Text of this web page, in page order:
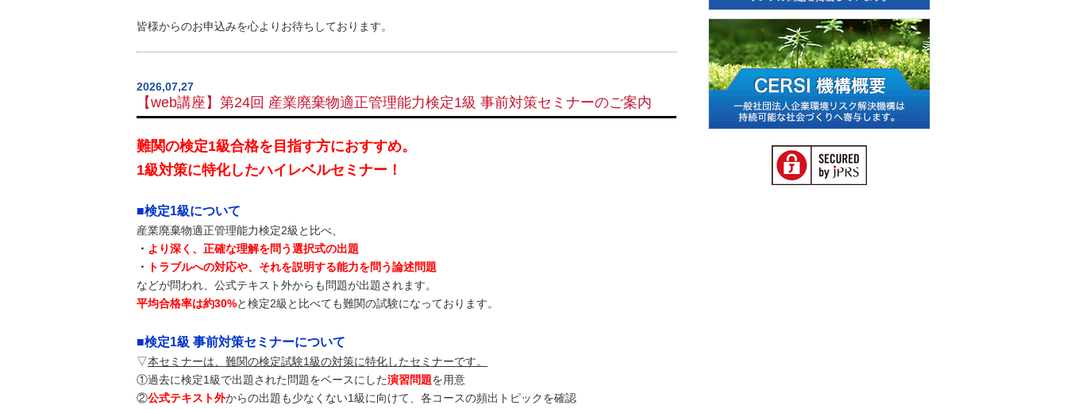
皆様からのお申込みを心よりお待ちしております。
2026,07,27
【web講座】第24回 産業廃棄物適正管理能力検定1級 事前対策セミナーのご案内
難関の検定1級合格を目指す方におすすめ。
1級対策に特化したハイレベルセミナー！
■検定1級について
産業廃棄物適正管理能力検定2級と比べ、
・ より深く、正確な理解を問う選択式の出題
・
トラブルへの対応や、それを説明する能力を問う論述問題
などが問われ、公式テキスト外からも問題が出題されます。
平均合格率は約30%と検定2級と比べても難関の試験になっております。
■検定1級 事前対策セミナーについて
▽本セミナーは、難関の検定試験1級の対策に特化したセミナーです。
①過去に検定1級で出題された問題をベースにした演習問題を用意
②公式テキスト外からの出題も少なくない1級に向けて、各コースの頻出トピックを確認